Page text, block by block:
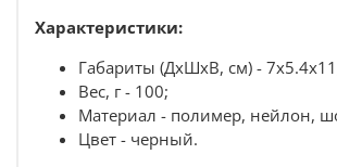
Характеристики:
Габариты (ДхШхВ, см) -
Вес, г - 100;
Материал - полимер, нейлон,
Цвет - черный.